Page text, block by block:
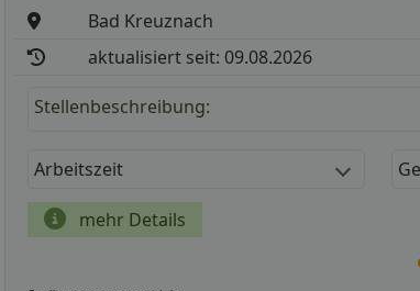
Bad Kreuznach
aktualisiert seit: 09.08.2026
Stellenbeschreibung:
Arbeitszeit
mehr Details